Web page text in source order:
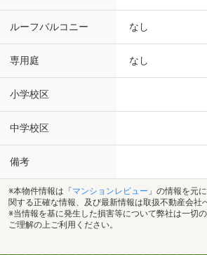
ルーフバルコニー なし
専用庭 なし
小学校区
中学校区
備考
※本物件情報は「 マンションレビュー 」の情報を元
関する正確な情報、及び最新情報は取扱不動産会社
※当情報を基に発生した損害等について弊社は一切
ご理解の上ご利用ください。